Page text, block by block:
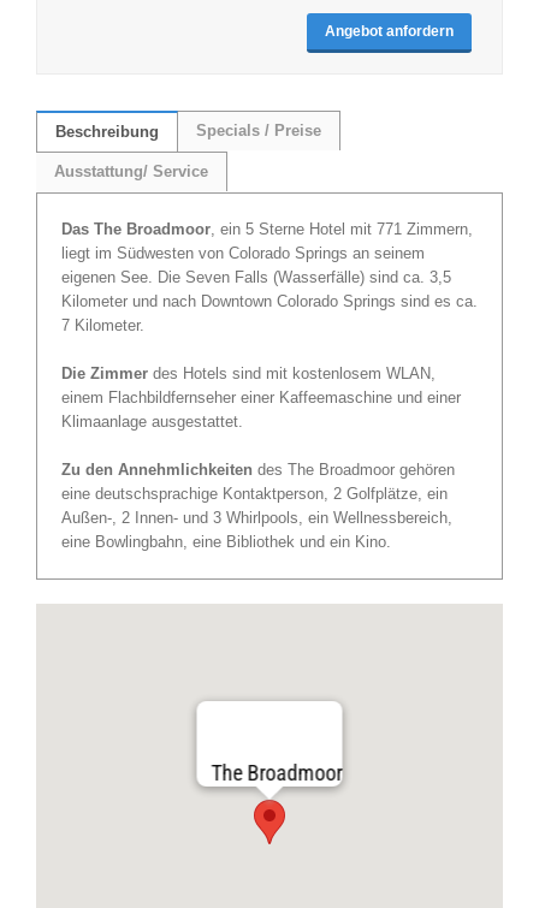
Angebot anfordern
Beschreibung Specials / Preise
Ausstattung/ Service
Das The Broadmoor , ein 5 Sterne Hotel mit 771 Zimmern,
liegt im Südwesten von Colorado Springs an seinem
eigenen See. Die Seven Falls (Wasserfälle) sind ca. 3,5
Kilometer und nach Downtown Colorado Springs sind es ca.
7 Kilometer.
Die Zimmer des Hotels sind mit kostenlosem WLAN,
einem Flachbildfernseher einer Kaffeemaschine und einer
Klimaanlage ausgestattet.
Zu den Annehmlichkeiten des The Broadmoor gehören
eine deutschsprachige Kontaktperson, 2 Golfplätze, ein
Außen-, 2 Innen- und 3 Whirlpools, ein Wellnessbereich,
eine Bowlingbahn, eine Bibliothek und ein Kino.
The Broadmoor